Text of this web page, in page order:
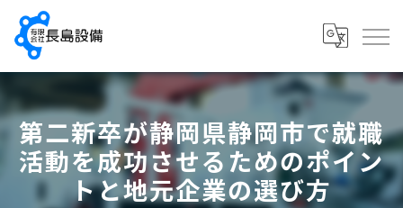
第二新卒が静岡県静岡市で就職
活動を成功させるためのポイン
トと地元企業の選び方